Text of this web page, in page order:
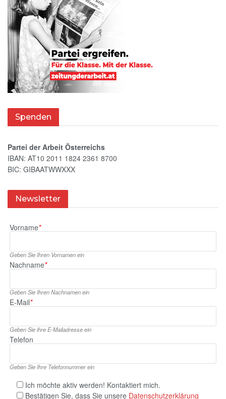
Spenden
Partei der Arbeit Österreichs
IBAN: AT10 2011 1824 2361 8700
BIC: GIBAATWWXXX
Newsletter
Vorname*
Geben Sie Ihren Vornamen ein
Nachname*
Geben Sie Ihren Nachnamen ein
E‑Mail*
Geben Sie ihre E‑Mailadresse ein
Telefon
Geben Sie Ihre Telefonnummer ein
Ich möchte aktiv werden! Kontaktiert mich.
Bestätigen Sie, dass Sie unsere Datenschutzerklärung